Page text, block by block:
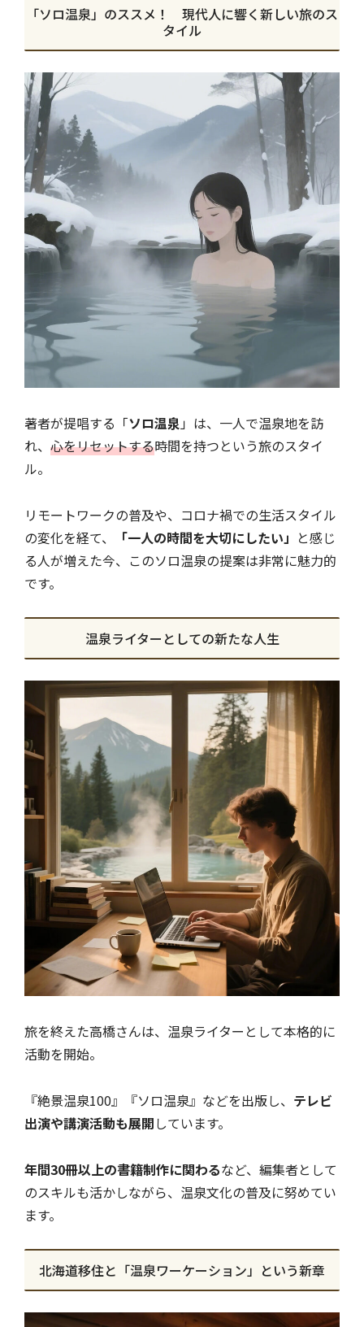
「ソロ温泉」のススメ！ 現代人に響く新しい旅のス
タイル
著者が提唱する「ソロ温泉 」は、一人で温泉地を訪
れ、 心をリセットする時間を持つという旅のスタイ
ル。
リモートワークの普及や、コロナ禍での生活スタイル
の変化を経て、
「一人の時間を大切にしたい」 と感じ
る人が増えた今、このソロ温泉の提案は非常に魅力的
です。
温泉ライターとしての新たな人生
旅を終えた高橋さんは、温泉ライターとして本格的に
活動を開始。
『絶景温泉100』『ソロ温泉』などを出版し、 テレビ
出演や講演活動も展開しています。
年間30冊以上の書籍制作に関わるなど、編集者として
のスキルも活かしながら、温泉文化の普及に努めてい
ます。
北海道移住と「温泉ワーケーション」という新章